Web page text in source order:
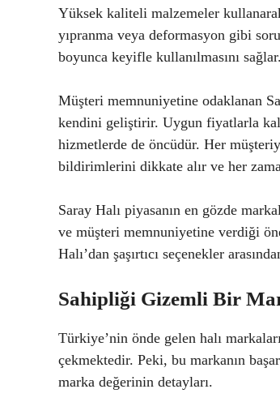
Yüksek kaliteli malzemeler
yıpranma veya deformasyon gibi
boyunca keyifle kullanılmasını sağlar.
Müşteri memnuniyetine odaklanan
kendini geliştirir. Uygun fiyatlarla
hizmetlerde de öncüdür. Her
bildirimlerini dikkate alır ve her
Saray Halı piyasanın en gözde
ve müşteri memnuniyetine verdiği
Halı’dan şaşırtıcı seçenekler
Sahipliği Gizemli Bir
Türkiye’nin önde gelen halı
çekmektedir. Peki, bu markanın
marka değerinin detayları.